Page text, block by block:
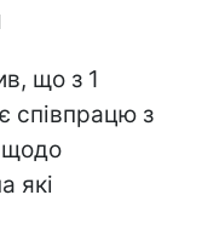
що з 1
співпрацю з
щодо
які